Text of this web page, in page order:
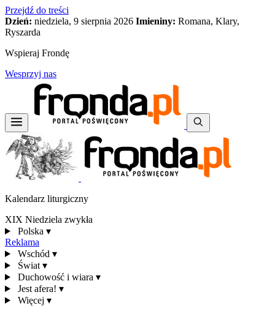
Przejdź do treści
Dzień: niedziela, 9 sierpnia 2026 Imieniny: Romana, Klary,
Ryszarda
Wspieraj Frondę
Wesprzyj nas
Kalendarz liturgiczny
XIX Niedziela zwykła
Polska ▾
Reklama
Wschód ▾
Świat ▾
Duchowość i wiara ▾
Jest afera! ▾
Więcej ▾